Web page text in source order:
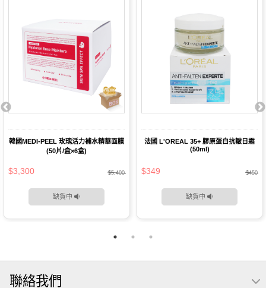
韓國MEDI-PEEL 玫瑰活力補水精華面膜
(50片/盒×6盒)
$3,300 $5,400
缺貨中
法國 L'OREAL 35+ 膠原蛋白抗皺日霜
(50ml)
$349 $450
缺貨中
聯絡我們